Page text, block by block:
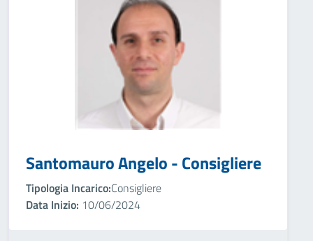
Santomauro Angelo - Consigliere
Tipologia Incarico:Consigliere
Data Inizio: 10/06/2024